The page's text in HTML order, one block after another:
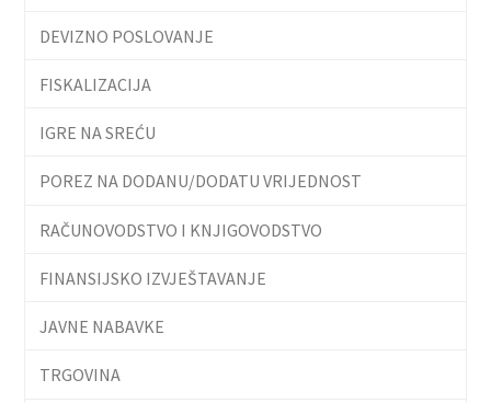
DEVIZNO POSLOVANJE
FISKALIZACIJA
IGRE NA SREĆU
POREZ NA DODANU/DODATU VRIJEDNOST
RAČUNOVODSTVO I KNJIGOVODSTVO
FINANSIJSKO IZVJEŠTAVANJE
JAVNE NABAVKE
TRGOVINA